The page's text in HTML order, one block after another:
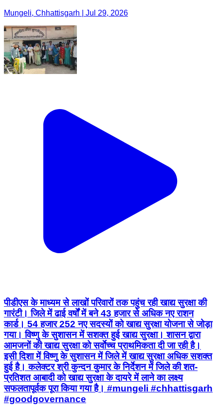
Mungeli, Chhattisgarh | Jul 29, 2026
पीडीएस के माध्यम से लाखों परिवारों तक पहुंच रही खाद्य सुरक्षा की
गारंटी। जिले में ढाई वर्षों में बने 43 हजार से अधिक नए राशन
कार्ड। 54 हजार 252 नए सदस्यों को खाद्य सुरक्षा योजना से जोड़ा
गया। विष्णु के सुशासन में सशक्त हुई खाद्य सुरक्षा। शासन द्वारा
आमजनों की खाद्य सुरक्षा को सर्वाेच्च प्राथमिकता दी जा रही है।
इसी दिशा में विष्णु के सुशासन में जिले में खाद्य सुरक्षा अधिक सशक्त
हुई है। कलेक्टर श्री कुन्दन कुमार के निर्देशन में जिले की शत-
प्रतिशत आबादी को खाद्य सुरक्षा के दायरे में लाने का लक्ष्य
सफलतापूर्वक पूरा किया गया है। #mungeli #chhattisgarh
#goodgovernance